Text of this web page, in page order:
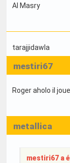
Al Masry
tarajjidawla
mestiri67
Roger aholo il
metallica
mestiri67 a